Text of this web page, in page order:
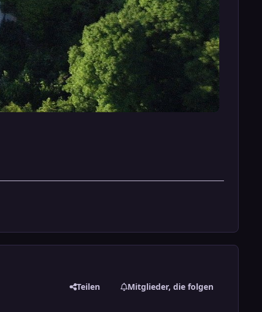
Teilen Mitglieder, die folgen